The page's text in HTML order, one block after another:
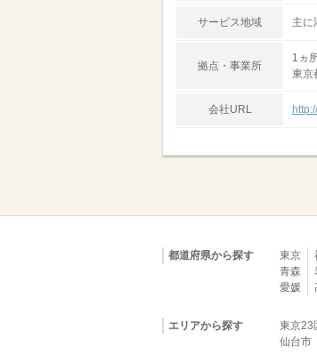
サービス地域 主に
拠点・事業所
1ヵ
東京
会社URL
都道府県から探す 東京
青森
愛媛
エリアから探す 東京23
仙台市